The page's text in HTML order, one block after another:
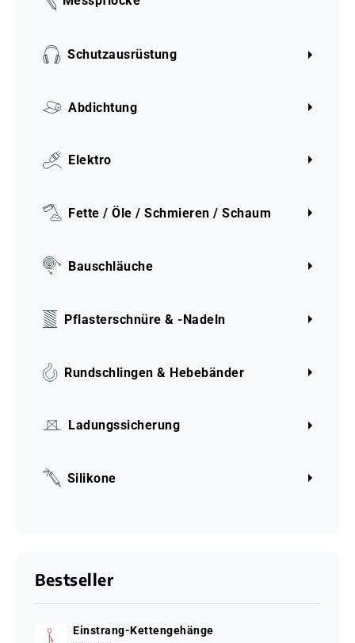
Schutzausrüstung
Abdichtung
Elektro
Fette / Öle / Schmieren / Schaum
Bauschläuche
Pflasterschnüre & -Nadeln
Rundschlingen & Hebebänder
Ladungssicherung
Silikone
Bestseller
Einstrang-Kettengehänge